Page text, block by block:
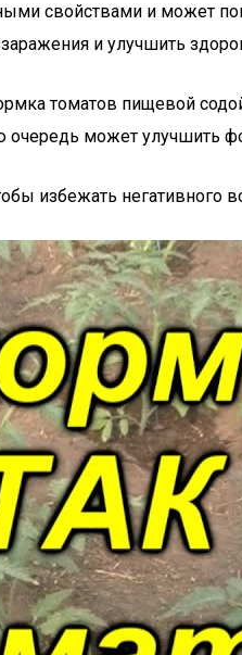
свойствами и может
и улучшить
томатов пищевой
очередь может улучшить
избежать негативного